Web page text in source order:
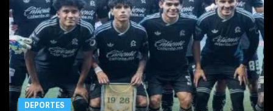
DEPORTES